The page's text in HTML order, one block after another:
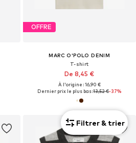
OFFRE
MARC O'POLO DENIM
T-shirt
De 8,45 €
À l'origine : 16,90 €
Dernier prix le plus bas :13,52 €-37%
Filtrer & trier